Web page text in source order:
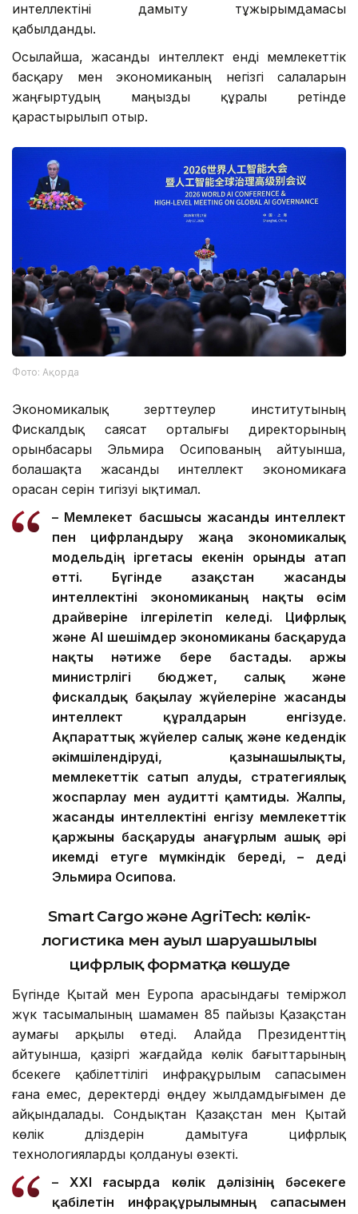
интеллектіні дамыту тұжырымдамасы
қабылданды.
Осылайша, жасанды интеллект енді мемлекеттік
басқару мен экономиканың негізгі салаларын
жаңғыртудың маңызды құралы ретінде
қарастырылып отыр.
Фото: Ақорда
Экономикалық зерттеулер институтының
Фискалдық саясат орталығы директорының
орынбасары Эльмира Осипованың айтуынша,
болашақта жасанды интеллект экономикаға
орасан әсерін тигізуі ықтимал.
– Мемлекет басшысы жасанды интеллект
пен цифрландыру жаңа экономикалық
модельдің іргетасы екенін орынды атап
өтті. Бүгінде Қазақстан жасанды
интеллектіні экономиканың нақты өсім
драйверіне ілгерілетіп келеді. Цифрлық
және AI шешімдер экономиканы басқаруда
нақты нәтиже бере бастады. Қаржы
министрлігі бюджет, салық және
фискалдық бақылау жүйелеріне жасанды
интеллект құралдарын енгізуде.
Ақпараттық жүйелер салық және кедендік
әкімшілендіруді, қазынашылықты,
мемлекеттік сатып алуды, стратегиялық
жоспарлау мен аудитті қамтиды. Жалпы,
жасанды интеллектіні енгізу мемлекеттік
қаржыны басқаруды анағұрлым ашық әрі
икемді етуге мүмкіндік береді, – деді
Эльмира Осипова.
Smart Cargo және AgriTech: көлік-
логистика мен ауыл шаруашылығы
цифрлық форматқа көшуде
Бүгінде Қытай мен Еуропа арасындағы теміржол
жүк тасымалының шамамен 85 пайызы Қазақстан
аумағы арқылы өтеді. Алайда Президенттің
айтуынша, қазіргі жағдайда көлік бағыттарының
бәсекеге қабілеттілігі инфрақұрылым сапасымен
ғана емес, деректерді өңдеу жылдамдығымен де
айқындалады. Сондықтан Қазақстан мен Қытай
көлік дәліздерін дамытуға цифрлық
технологияларды қолдануы өзекті.
– XXI ғасырда көлік дәлізінің бәсекеге
қабілетін инфрақұрылымның сапасымен